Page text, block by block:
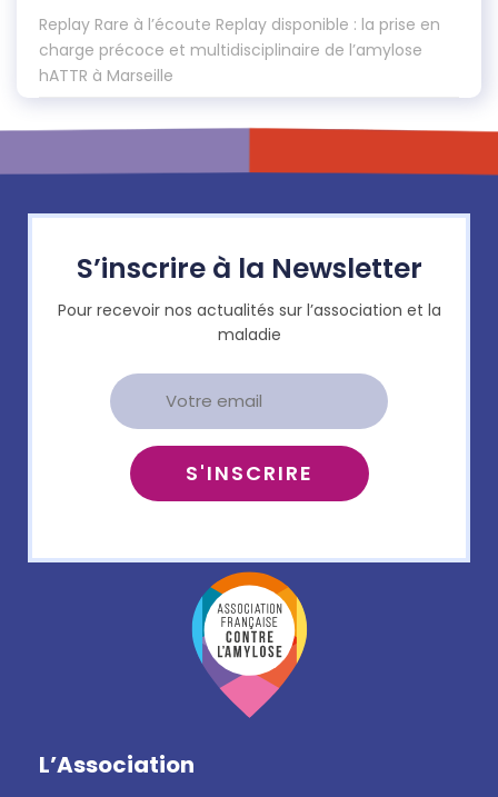
Replay Rare à l’écoute Replay disponible : la prise en
charge précoce et multidisciplinaire de l’amylose
hATTR à Marseille
S’inscrire à la Newsletter
Pour recevoir nos actualités sur l’association et la
maladie
L’Association